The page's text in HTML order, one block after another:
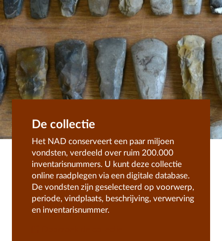
De collectie
Het NAD conserveert een paar miljoen
vondsten, verdeeld over ruim 200.000
inventarisnummers. U kunt deze collectie
online raadplegen via een digitale database.
De vondsten zijn geselecteerd op voorwerp,
periode, vindplaats, beschrijving, verwerving
en inventarisnummer.